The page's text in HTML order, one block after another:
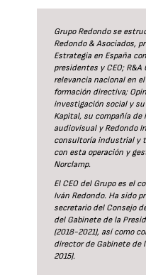
Grupo Redondo se
Redondo & Asociados,
Estrategia en España
presidentes y CEO;
relevancia nacional en
formación directiva;
investigación social y
Kapital, su compañía de
audiovisual y Redondo
consultoría industrial y
con esta operación y
Norclamp.
El CEO del Grupo es el
Iván Redondo. Ha sido
secretario del Consejo
del Gabinete de la
(2018-2021), así como
director de Gabinete de
2015).